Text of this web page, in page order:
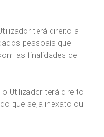
terá direito a
pessoais que
as finalidades de
Utilizador terá direito
que seja inexato ou